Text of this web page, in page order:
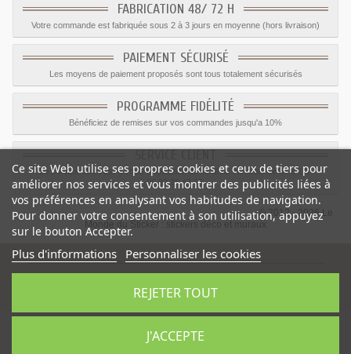
FABRICATION 48/ 72 H
Votre commande est fabriquée sous 2 à 3 jours en moyenne (hors livraison)
PAIEMENT SÉCURISÉ
Les moyens de paiement proposés sont tous totalement sécurisés
PROGRAMME FIDÉLITÉ
Bénéficiez de remises sur vos commandes jusqu'a 10%
Le service client est a votre disposition du lundi au vendredi de 8h à 17h
09.82.28.47.69.
© 2012 - 2026 Le
Monde du Sticker :
stickers déco et muraux
Sticker Espace parabole-Catégorie:Espace
Ce site Web utilise ses propres cookies et ceux de tiers pour
améliorer nos services et vous montrer des publicités liées à
vos préférences en analysant vos habitudes de navigation.
Pour donner votre consentement à son utilisation, appuyez
sur le bouton Accepter.
Plus d'informations Personnaliser les cookies
REJETER TOUT
J'ACCEPTE